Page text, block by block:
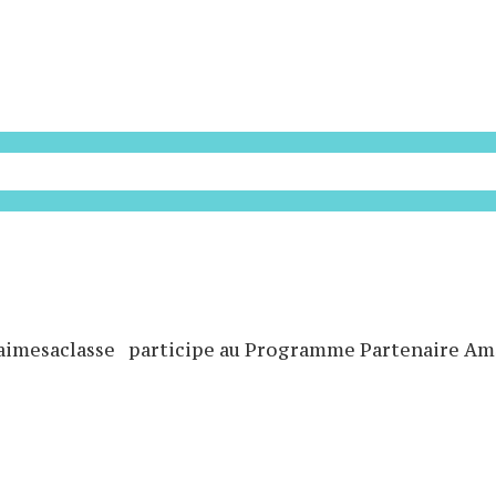
participe au Programme Partenaire